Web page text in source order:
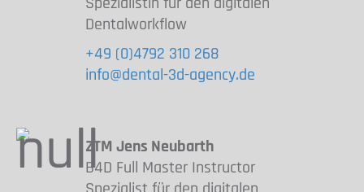
Dentalworkflow
+49 (0)4792 310 268
info@dental-3d-agency.de
ZTM Jens Neubarth
B4D Full Master Instructor